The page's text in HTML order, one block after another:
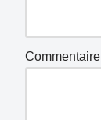
Commentaire